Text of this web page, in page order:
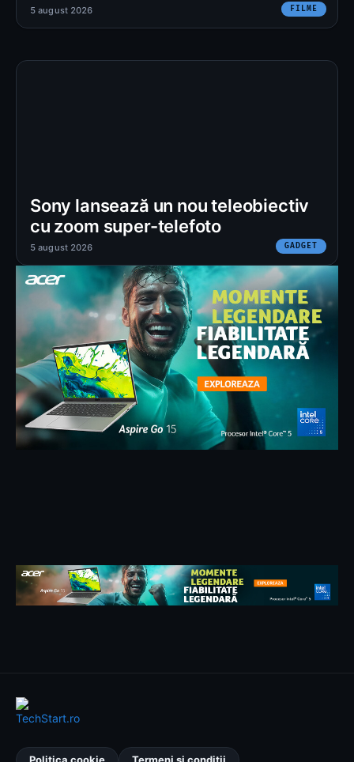
FILME
5 august 2026
Sony lansează un nou teleobiectiv
cu zoom super-telefoto
GADGET
5 august 2026
Politica cookie Termeni și condiții